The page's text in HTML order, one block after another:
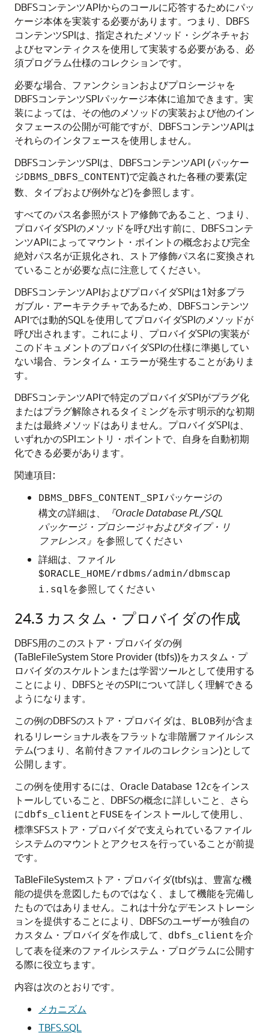
DBFSコンテンツAPIからのコールに応答するためにパッ
ケージ本体を実装する必要があります。つまり、DBFS
コンテンツSPIは、指定されたメソッド・シグネチャお
よびセマンティクスを使用して実装する必要がある、必
須プログラム仕様のコレクションです。
必要な場合、ファンクションおよびプロシージャを
DBFSコンテンツSPIパッケージ本体に追加できます。実
装によっては、その他のメソッドの実装および他のイン
タフェースの公開が可能ですが、DBFSコンテンツAPIは
それらのインタフェースを使用しません。
DBFSコンテンツSPIは、DBFSコンテンツAPI (パッケー
ジDBMS_DBFS_CONTENT)で定義された各種の要素(定
数、タイプおよび例外など)を参照します。
すべてのパス名参照がストア修飾であること、つまり、
プロバイダSPIのメソッドを呼び出す前に、DBFSコンテ
ンツAPIによってマウント・ポイントの概念および完全
絶対パス名が正規化され、ストア修飾パス名に変換され
ていることが必要な点に注意してください。
DBFSコンテンツAPIおよびプロバイダSPIは1対多プラ
ガブル・アーキテクチャであるため、DBFSコンテンツ
APIでは動的SQLを使用してプロバイダSPIのメソッドが
呼び出されます。これにより、プロバイダSPIの実装が
このドキュメントのプロバイダSPIの仕様に準拠してい
ない場合、ランタイム・エラーが発生することがありま
す。
DBFSコンテンツAPIで特定のプロバイダSPIがプラグ化
またはプラグ解除されるタイミングを示す明示的な初期
または最終メソッドはありません。プロバイダSPIは、
いずれかのSPIエントリ・ポイントで、自身を自動初期
化できる必要があります。
関連項目:
DBMS_DBFS_CONTENT_SPIパッケージの
構文の詳細は、
『Oracle Database PL/SQL
パッケージ・プロシージャおよびタイプ・リ
ファレンス』 を参照してください
詳細は、ファイル
$ORACLE_HOME/rdbms/admin/dbmscap
i.sqlを参照してください
24.3 カスタム・プロバイダの作成
DBFS用のこのストア・プロバイダの例
(TaBleFileSystem Store Provider (tbfs))をカスタム・プ
ロバイダのスケルトンまたは学習ツールとして使用する
ことにより、DBFSとそのSPIについて詳しく理解できる
ようになります。
この例のDBFSのストア・プロバイダは、
BLOB列が含ま
れるリレーショナル表をフラットな非階層ファイルシス
テム(つまり、名前付きファイルのコレクション)として
公開します。
この例を使用するには、Oracle Database 12cをインス
トールしていること、DBFSの概念に詳しいこと、さら
にdbfs_client と FUSEをインストールして使用し、
標準SFSストア・プロバイダで支えられているファイル
システムのマウントとアクセスを行っていることが前提
です。
TaBleFileSystemストア・プロバイダ(tbfs)は、豊富な機
能の提供を意図したものではなく、まして機能を完備し
たものではありません。これは十分なデモンストレーシ
ョンを提供することにより、DBFSのユーザーが独自の
カスタム・プロバイダを作成して、
dbfs_client を介
して表を従来のファイルシステム・プログラムに公開す
る際に役立ちます。
内容は次のとおりです。
メカニズム
TBFS.SQL